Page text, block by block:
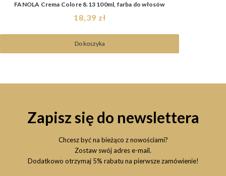
FANOLA Crema Colore 8.13 100ml, farba do włosów
18,39 zł
Do koszyka
Zapisz się do newslettera
Chcesz być na bieżąco z nowościami?
Zostaw swój adres e-mail.
Dodatkowo otrzymaj 5% rabatu na pierwsze zamówienie!